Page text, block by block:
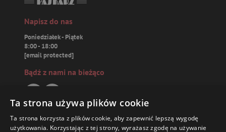
Napisz do nas
Poniedziałek - Piątek
8:00 - 18:00
[email protected]
Bądź z nami na bieżąco
Paskarz.pl
Ta strona używa plików cookie
Ta strona korzysta z plików cookie, aby zapewnić lepszą wygodę
użytkowania. Korzystając z tej strony, wyrażasz zgodę na używanie